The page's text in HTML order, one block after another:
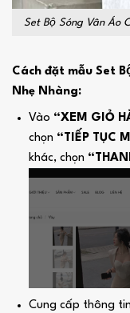
Set Bộ Sóng Vân Áo
Cách đặt mẫu Set
Nhẹ Nhàng:
Vào “XEM GIỎ
chọn “TIẾP TỤC
khác, chọn
Cung cấp thông